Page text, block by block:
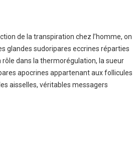
de la transpiration chez l’homme, on
glandes sudoripares eccrines réparties
dans la thermorégulation, la sueur
apocrines appartenant aux follicules
aisselles, véritables messagers